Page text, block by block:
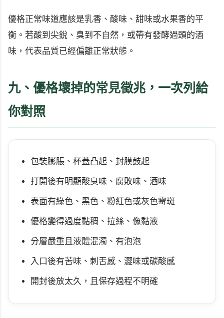
優格正常味道應該是乳香、酸味、甜味或水果香的平
衡。若酸到尖銳、臭到不自然，或帶有發酵過頭的酒
味，代表品質已經偏離正常狀態。
九、優格壞掉的常見徵兆，一次列給
你對照
包裝膨脹、杯蓋凸起、封膜鼓起
打開後有明顯酸臭味、腐敗味、酒味
表面有綠色、黑色、粉紅色或灰色霉斑
優格變得過度黏稠、拉絲、像黏液
分層嚴重且液體混濁、有泡泡
入口後有苦味、刺舌感、澀味或碳酸感
開封後放太久，且保存過程不明確